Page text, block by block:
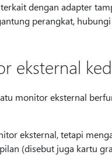
dengan adapter
perangkat,
eksternal
monitor eksternal
eksternal, tetapi
(disebut juga kartu